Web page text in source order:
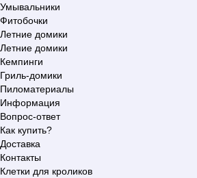
Умывальники
Фитобочки
Летние домики
Летние домики
Кемпинги
Гриль-домики
Пиломатериалы
Информация
Вопрос-ответ
Как купить?
Доставка
Контакты
Клетки для кроликов